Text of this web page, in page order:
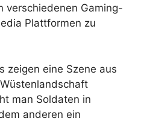
verschiedenen Gaming-
Plattformen zu
zeigen eine Szene aus
man Soldaten in
anderen ein